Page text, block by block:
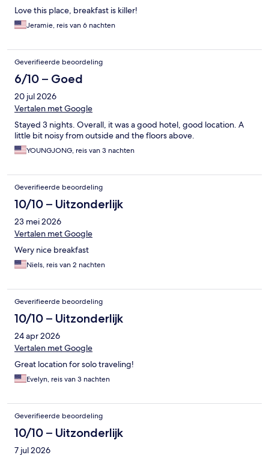
Love this place, breakfast is killer!
Jeramie, reis van 6 nachten
Geverifieerde beoordeling
6/10 – Goed
20 jul 2026
Vertalen met Google
Stayed 3 nights. Overall, it was a good hotel, good location. A
little bit noisy from outside and the floors above.
YOUNGJONG, reis van 3 nachten
Geverifieerde beoordeling
10/10 – Uitzonderlijk
23 mei 2026
Vertalen met Google
Wery nice breakfast
Niels, reis van 2 nachten
Geverifieerde beoordeling
10/10 – Uitzonderlijk
24 apr 2026
Vertalen met Google
Great location for solo traveling!
Evelyn, reis van 3 nachten
Geverifieerde beoordeling
10/10 – Uitzonderlijk
7 jul 2026